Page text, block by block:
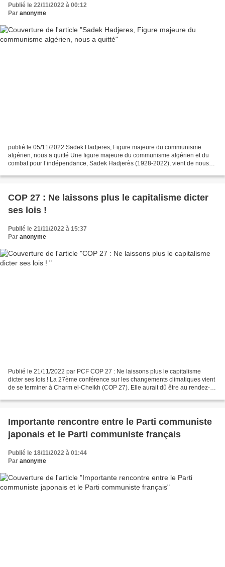
Publié le 22/11/2022 à 00:12
Par anonyme
publié le 05/11/2022 Sadek Hadjeres, Figure majeure du communisme
algérien, nous a quitté Une figure majeure du communisme algérien et du
combat pour l’indépendance, Sadek Hadjerès (1928-2022), vient de nous
COP 27 : Ne laissons plus le capitalisme dicter
ses lois !
Publié le 21/11/2022 à 15:37
Par anonyme
Publié le 21/11/2022 par PCF COP 27 : Ne laissons plus le capitalisme
dicter ses lois ! La 27ème conférence sur les changements climatiques vient
de se terminer à Charm el-Cheikh (COP 27). Elle aurait dû être au rendez-
Importante rencontre entre le Parti communiste
japonais et le Parti communiste français
Publié le 18/11/2022 à 01:44
Par anonyme